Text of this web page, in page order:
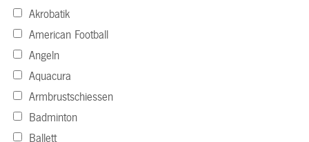
Akrobatik
American Football
Angeln
Aquacura
Armbrustschiessen
Badminton
Ballett